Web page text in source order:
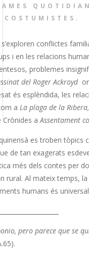
COSTUMISTES.
conflictes
i en les relacions
problemes
del Roger Ackroyd
és esplèndida, les
a La plaga de la Ribera,
Crònides a Assentament
es troben tòpics
de tan exagerats
més dels contes per
rural. Al mateix temps,
humans és
pero parece que se